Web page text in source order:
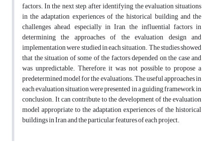
factors. In the next step, after identifying the evaluation situations
in the adaptation experiences of the historical building and the
challenges ahead, especially in Iran, the influential factors in
determining the approaches of the evaluation design and
implementation were studied in each situation. The studies showed
that the situation of some of the factors depended on the case and
was unpredictable. Therefore, it was not possible to propose a
predetermined model for the evaluations. The useful approaches in
each evaluation situation were presented in a guiding framework in
conclusion. It can contribute to the development of the evaluation
model appropriate to the adaptation experiences of the historical
buildings in Iran and the particular features of each project.